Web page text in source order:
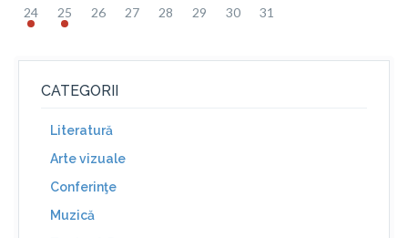
24 25 26 27 28 29 30 31
CATEGORII
Literatură
Arte vizuale
Conferinţe
Muzică